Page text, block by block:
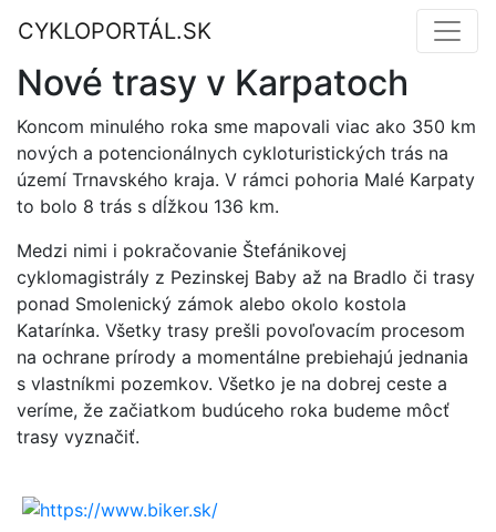
CYKLOPORTÁL.SK
Nové trasy v Karpatoch
Koncom minulého roka sme mapovali viac ako 350 km
nových a potencionálnych cykloturistických trás na
území Trnavského kraja. V rámci pohoria Malé Karpaty
to bolo 8 trás s dĺžkou 136 km.
Medzi nimi i pokračovanie Štefánikovej
cyklomagistrály z Pezinskej Baby až na Bradlo či trasy
ponad Smolenický zámok alebo okolo kostola
Katarínka. Všetky trasy prešli povoľovacím procesom
na ochrane prírody a momentálne prebiehajú jednania
s vlastníkmi pozemkov. Všetko je na dobrej ceste a
veríme, že začiatkom budúceho roka budeme môcť
trasy vyznačiť.